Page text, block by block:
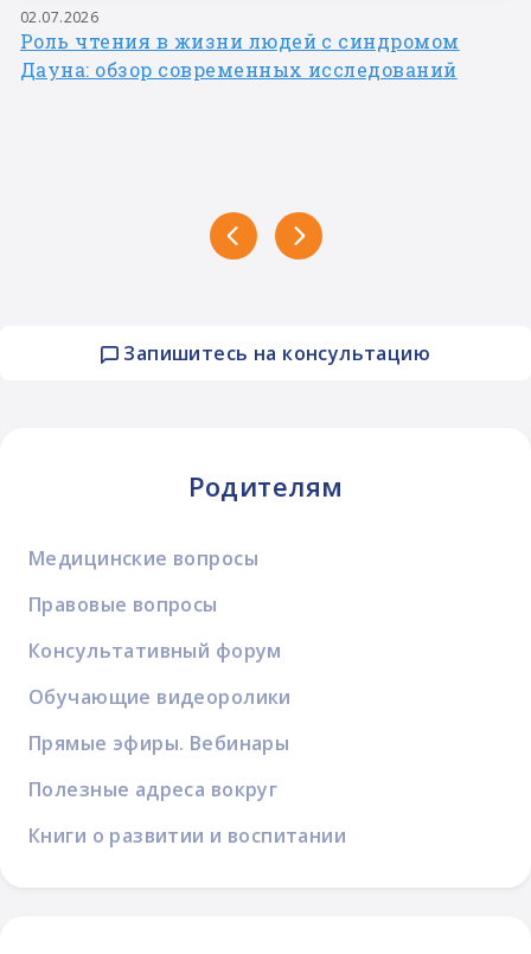
Запишитесь на консультацию
Родителям
Медицинские вопросы
Правовые вопросы
Консультативный форум
Обучающие видеоролики
Прямые эфиры. Вебинары
Полезные адреса вокруг
Книги о развитии и воспитании
02.07.2026
Роль чтения в жизни людей с синдромом
Дауна: обзор современных исследований